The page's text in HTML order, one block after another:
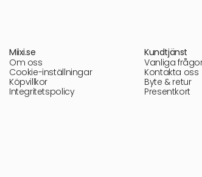
Miixi.se
Om oss
Cookie-inställningar
Köpvillkor
Integritetspolicy
Kundtjänst
Vanliga
Kontakta oss
Byte & retur
Presentkort